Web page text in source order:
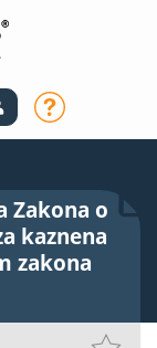
Zakona o
kaznena
zakona